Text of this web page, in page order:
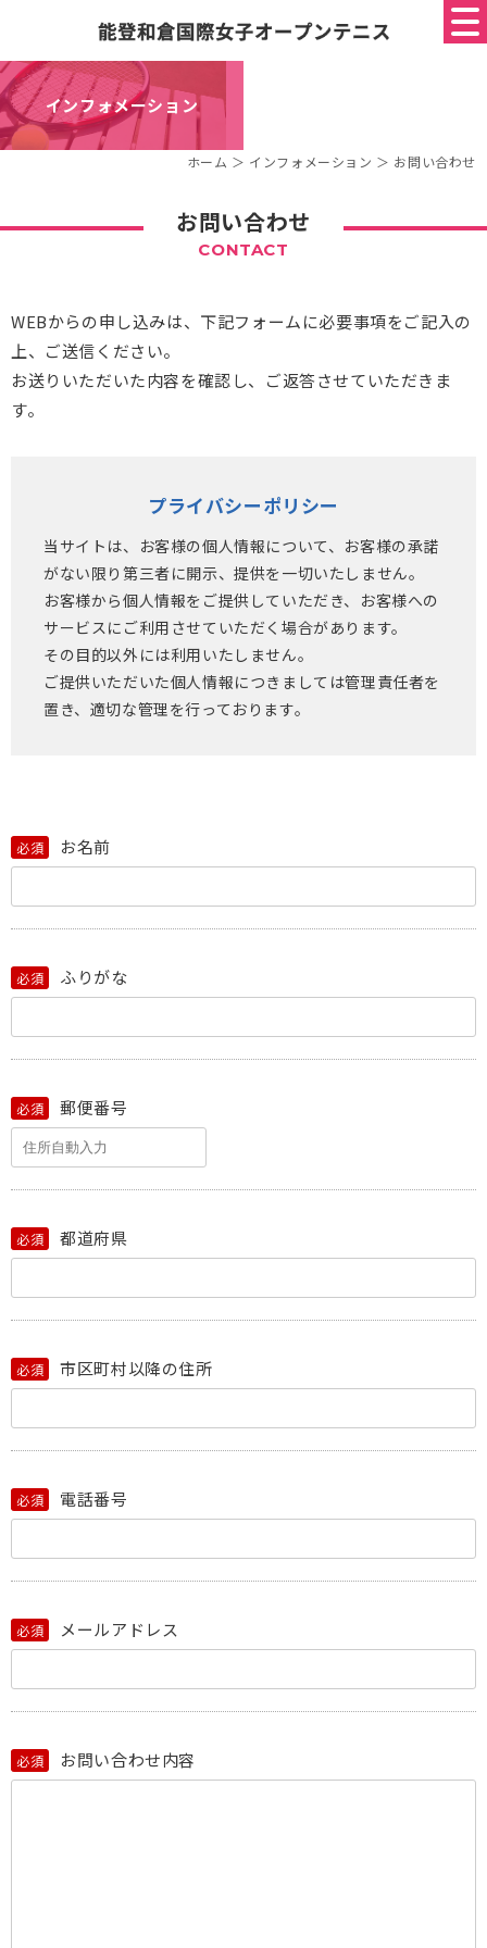
インフォメーション
ホーム ＞ インフォメーション ＞ お問い合わせ
お問い合わせ
CONTACT
WEBからの申し込みは、下記フォームに必要事項をご記入の
上、ご送信ください。
お送りいただいた内容を確認し、ご返答させていただきま
す。
プライバシーポリシー
当サイトは、お客様の個人情報について、お客様の承諾
がない限り第三者に開示、提供を一切いたしません。
お客様から個人情報をご提供していただき、お客様への
サービスにご利用させていただく場合があります。
その目的以外には利用いたしません。
ご提供いただいた個人情報につきましては管理責任者を
置き、適切な管理を行っております。
必須 お名前
必須 ふりがな
必須 郵便番号
必須 都道府県
必須 市区町村以降の住所
必須 電話番号
必須 メールアドレス
必須 お問い合わせ内容